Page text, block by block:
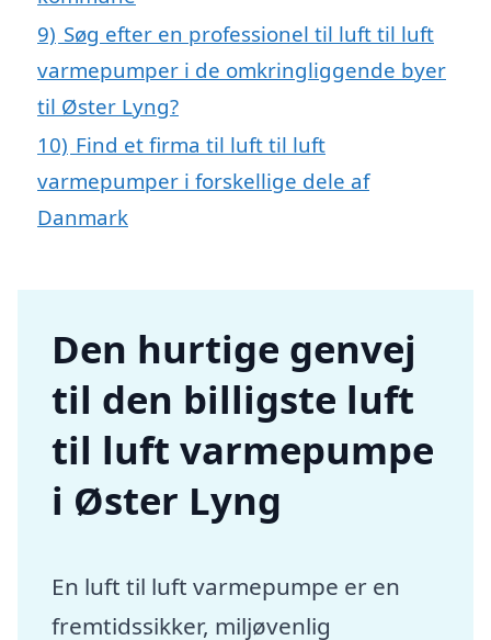
9) Søg efter en professionel til luft til luft
varmepumper i de omkringliggende byer
til Øster Lyng?
10) Find et firma til luft til luft
varmepumper i forskellige dele af
Danmark
Den hurtige genvej
til den billigste luft
til luft varmepumpe
i Øster Lyng
En luft til luft varmepumpe er en
fremtidssikker, miljøvenlig